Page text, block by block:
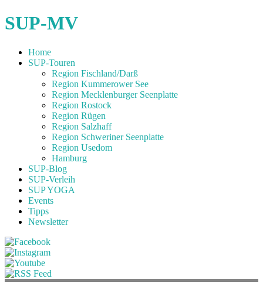
SUP-MV
Home
SUP-Touren
Region Fischland/Darß
Region Kummerower See
Region Mecklenburger Seenplatte
Region Rostock
Region Rügen
Region Salzhaff
Region Schweriner Seenplatte
Region Usedom
Hamburg
SUP-Blog
SUP-Verleih
SUP YOGA
Events
Tipps
Newsletter